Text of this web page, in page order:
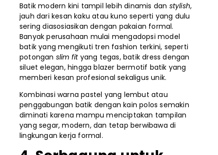
Batik modern kini tampil lebih dinamis dan stylish,
jauh dari kesan kaku atau kuno seperti yang dulu
sering diasosiasikan dengan pakaian formal.
Banyak perusahaan mulai mengadopsi model
batik yang mengikuti tren fashion terkini, seperti
potongan slim fityang tegas, batik dress dengan
siluet elegan, hingga blazer bermotif batik yang
memberi kesan profesional sekaligus unik.
Kombinasi warna pastel yang lembut atau
penggabungan batik dengan kain polos semakin
diminati karena mampu menciptakan tampilan
yang segar, modern, dan tetap berwibawa di
lingkungan kerja formal.